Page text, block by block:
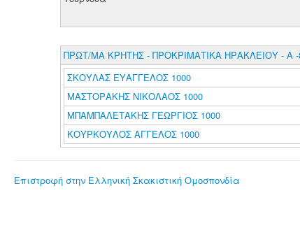
ΠΡΩΤ/ΜΑ ΚΡΗΤΗΣ - ΠΡΟΚΡΙΜΑΤΙΚΑ ΗΡΑΚΛΕΙΟΥ - Α -
ΣΚΟΥΛΑΣ ΕΥΑΓΓΕΛΟΣ 1000
ΜΑΣΤΟΡΑΚΗΣ ΝΙΚΟΛΑΟΣ 1000
ΜΠΑΜΠΑΛΕΤΑΚΗΣ ΓΕΩΡΓΙΟΣ 1000
ΚΟΥΡΚΟΥΛΟΣ ΑΓΓΕΛΟΣ 1000
Επιστροφή στην Ελληνική Σκακιστική Ομοσπονδία